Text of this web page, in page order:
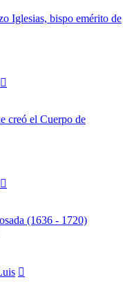
Iglesias, bispo emérito de
creó el Cuerpo de
(1636 - 1720)